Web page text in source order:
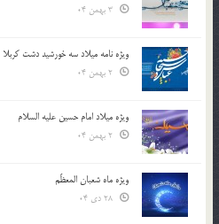
ویژه نامه میلاد سه خورشید دشت کربلا
ویژه میلاد امام حسین علیه السلام
ویژه ماه شعبان المعظّم